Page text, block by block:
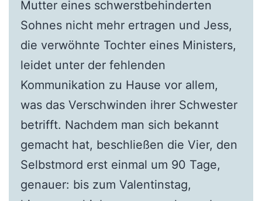
Mutter eines schwerstbehinderten
Sohnes nicht mehr ertragen und Jess,
die verwöhnte Tochter eines Ministers,
leidet unter der fehlenden
Kommunikation zu Hause vor allem,
was das Verschwinden ihrer Schwester
betrifft. Nachdem man sich bekannt
gemacht hat, beschließen die Vier, den
Selbstmord erst einmal um 90 Tage,
genauer: bis zum Valentinstag,